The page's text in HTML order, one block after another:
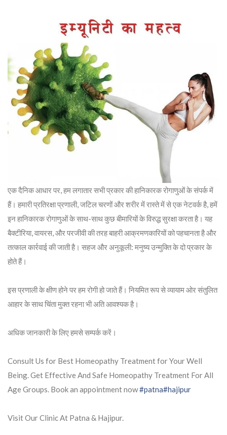
एक दैनिक आधार पर, हम लगातार सभी प्रकार की हानिकारक रोगाणुओं के संपर्क में
हैं। हमारी प्रतिरक्षा प्रणाली, जटिल चरणों और शरीर में रास्ते में से एक नेटवर्क है, हमें
इन हानिकारक रोगाणुओं के साथ-साथ कुछ बीमारियों के विरुद्ध सुरक्षा करता है। यह
बैक्टीरिया, वायरस, और परजीवी की तरह बाहरी आक्रमणकारियों को पहचानता है और
तत्काल कार्रवाई की जाती है। सहज और अनुकूली: मनुष्य उन्मुक्ति के दो प्रकार के
होते हैं।
इस प्रणाली के क्षीण होने पर हम रोगी हो जाते हैं। नियमित रूप से व्यायाम ओर संतुलित
आहार के साथ चिंता मुक्त रहना भी अति आवश्यक है।
अधिक जानकारी के लिए हमसे सम्पर्क करें।
Consult Us for Best Homeopathy Treatment for Your Well
Being. Get Effective And Safe Homeopathy Treatment For All
Age Groups. Book an appointment now#patna#hajipur
Visit Our Clinic At Patna & Hajipur.